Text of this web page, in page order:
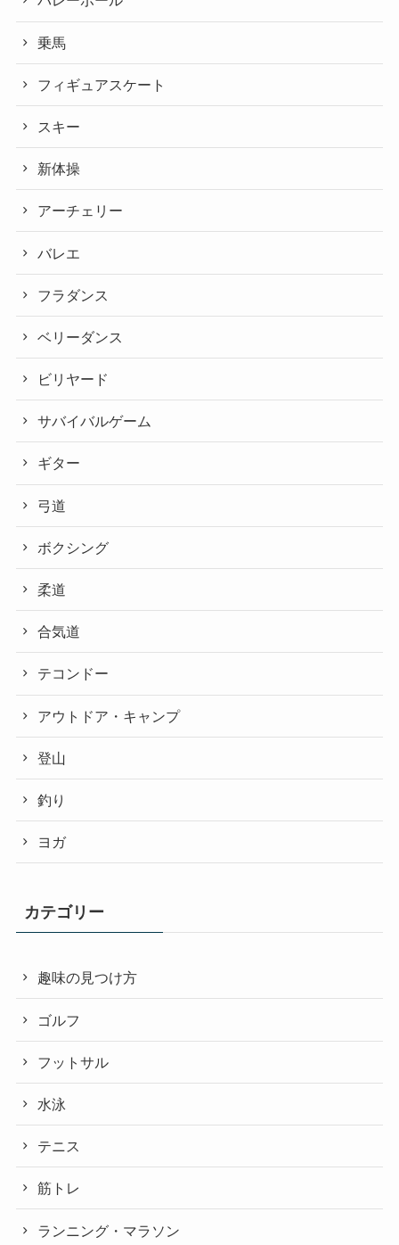
乗馬
フィギュアスケート
スキー
新体操
アーチェリー
バレエ
フラダンス
ベリーダンス
ビリヤード
サバイバルゲーム
ギター
弓道
ボクシング
柔道
合気道
テコンドー
アウトドア・キャンプ
登山
釣り
ヨガ
カテゴリー
趣味の見つけ方
ゴルフ
フットサル
水泳
テニス
筋トレ
ランニング・マラソン